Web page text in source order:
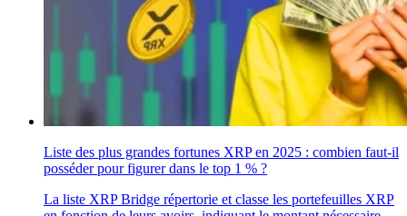
Liste des plus grandes fortunes XRP en 2025 : combien faut-il
posséder pour figurer dans le top 1 % ?
La liste XRP Bridge répertorie et classe les portefeuilles XRP